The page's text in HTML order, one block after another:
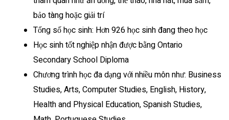
bảo tàng hoặc giải trí
Tổng số học sinh: Hơn 926 học sinh đang theo học
Học sinh tốt nghiệp nhận được bằng Ontario
Secondary School Diploma
Chương trình học đa dạng với nhiều môn như: Business
Studies, Arts, Computer Studies, English, History,
Health and Physical Education, Spanish Studies,